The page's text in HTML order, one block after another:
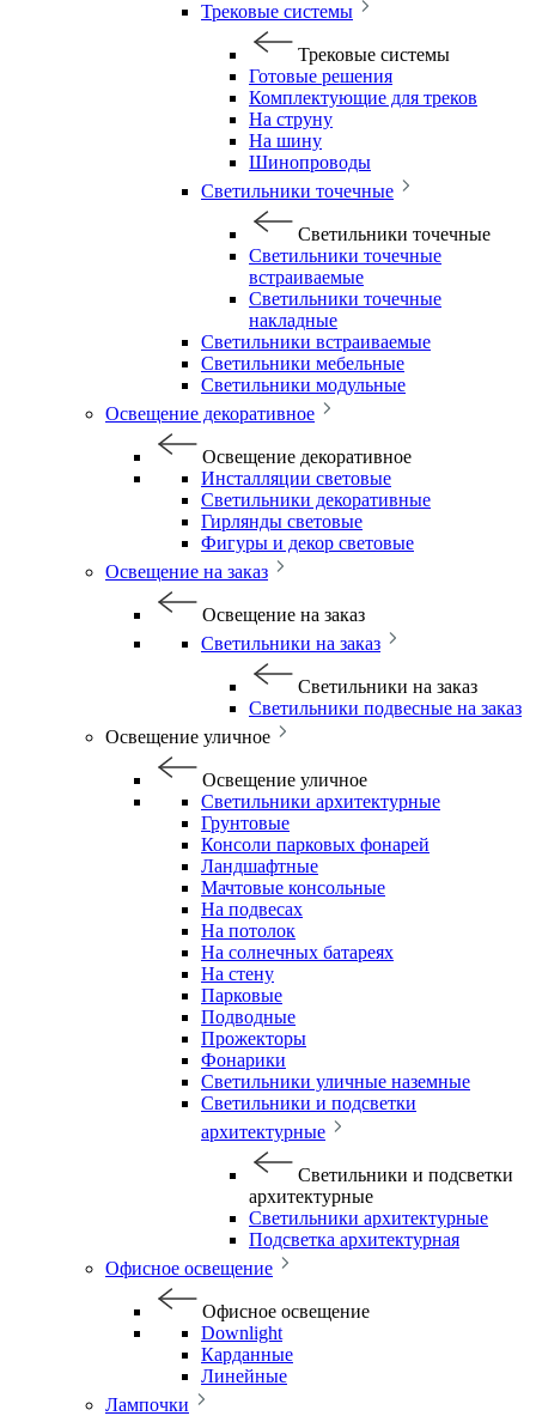
Трековые системы
Трековые системы
Готовые решения
Комплектующие для треков
На струну
На шину
Шинопроводы
Светильники точечные
Светильники точечные
Светильники точечные
встраиваемые
Светильники точечные
накладные
Светильники встраиваемые
Светильники мебельные
Светильники модульные
Освещение декоративное
Освещение декоративное
Инсталляции световые
Светильники декоративные
Гирлянды световые
Фигуры и декор световые
Освещение на заказ
Освещение на заказ
Светильники на заказ
Светильники на заказ
Светильники подвесные на заказ
Освещение уличное
Освещение уличное
Светильники архитектурные
Грунтовые
Консоли парковых фонарей
Ландшафтные
Мачтовые консольные
На подвесах
На потолок
На солнечных батареях
На стену
Парковые
Подводные
Прожекторы
Фонарики
Светильники уличные наземные
Светильники и подсветки
архитектурные
Светильники и подсветки
архитектурные
Светильники архитектурные
Подсветка архитектурная
Офисное освещение
Офисное освещение
Downlight
Карданные
Линейные
Лампочки